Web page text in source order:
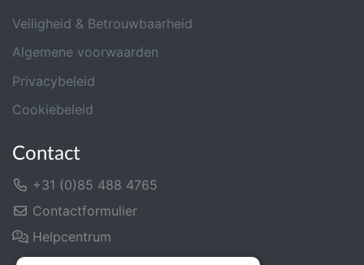
Veiligheid & Betrouwbaarheid
Algemene voorwaarden
Privacybeleid
Cookiebeleid
Contact
+31 (0)85 488 4765
Contactformulier
Helpcentrum